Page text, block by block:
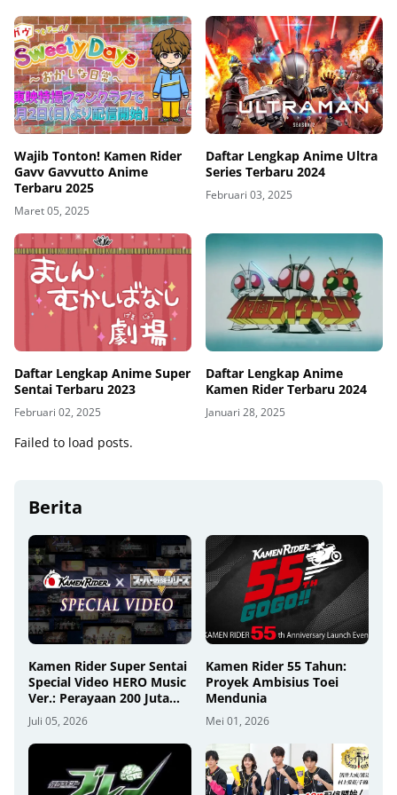
Wajib Tonton! Kamen Rider
Gavv Gavvutto Anime
Terbaru 2025
Maret 05, 2025
Daftar Lengkap Anime Ultra
Series Terbaru 2024
Februari 03, 2025
Daftar Lengkap Anime Super
Sentai Terbaru 2023
Februari 02, 2025
Daftar Lengkap Anime
Kamen Rider Terbaru 2024
Januari 28, 2025
Failed to load posts.
Berita
Kamen Rider Super Sentai
Special Video HERO Music
Ver.: Perayaan 200 Juta
Penggemar
Juli 05, 2026
Kamen Rider 55 Tahun:
Proyek Ambisius Toei
Mendunia
Mei 01, 2026